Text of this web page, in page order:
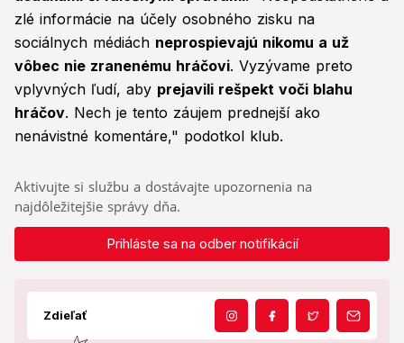
zlé informácie na účely osobného zisku na
sociálnych médiách neprospievajú nikomu a už
vôbec nie zranenému hráčovi. Vyzývame preto
vplyvných ľudí, aby prejavili rešpekt voči blahu
hráčov. Nech je tento záujem prednejší ako
nenávistné komentáre," podotkol klub.
Aktivujte si službu a dostávajte upozornenia na
najdôležitejšie správy dňa.
Prihláste sa na odber notifikácií
Zdieľať